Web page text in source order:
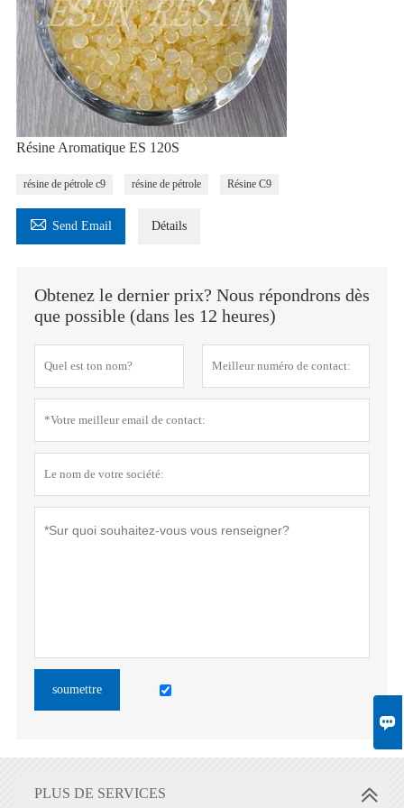

Résine Aromatique ES 120S
résine de pétrole c9 résine de pétrole Résine C9
 Send Email Détails
Obtenez le dernier prix? Nous répondrons dès
que possible (dans les 12 heures)
soumettre
PLUS DE SERVICES